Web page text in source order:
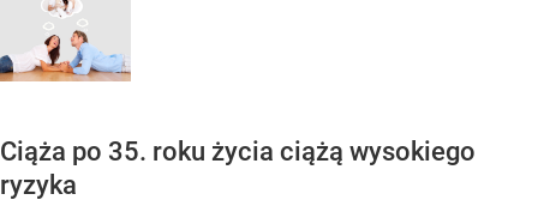
Ciąża po 35. roku życia ciążą wysokiego
ryzyka